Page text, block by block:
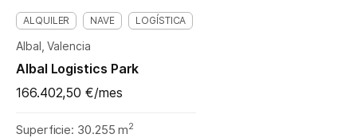
ALQUILER NAVE LOGÍSTICA
Albal, Valencia
Albal Logistics Park
166.402,50 €/mes
Superficie: 30.255 m2